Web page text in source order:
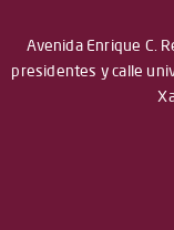
Avenida Enrique C.
presidentes y calle